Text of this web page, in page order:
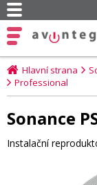
Hlavní strana
Professional
Sonance
Instalační